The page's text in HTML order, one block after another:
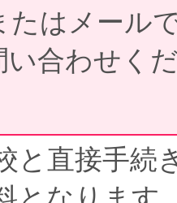
たはメール
い合わせく
と直接手続